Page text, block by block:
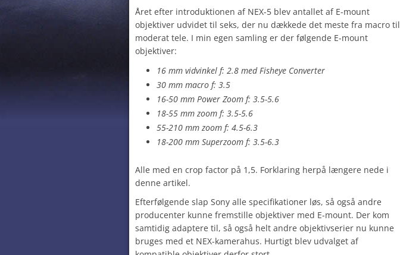
Året efter introduktionen af NEX-5 blev antallet af E-mount
objektiver udvidet til seks, der nu dækkede det meste fra macro til
moderat tele. I min egen samling er der følgende E-mount
objektiver:
16 mm vidvinkel f: 2.8 med Fisheye Converter
30 mm macro f: 3.5
16-50 mm Power Zoom f: 3.5-5.6
18-55 mm zoom f: 3.5-5.6
55-210 mm zoom f: 4.5-6.3
18-200 mm Superzoom f: 3.5-6.3
Alle med en crop factor på 1,5. Forklaring herpå længere nede i
denne artikel.
Efterfølgende slap Sony alle specifikationer løs, så også andre
producenter kunne fremstille objektiver med E-mount. Der kom
samtidig adaptere til, så også helt andre objektivserier nu kunne
bruges med et NEX-kamerahus. Hurtigt blev udvalget af